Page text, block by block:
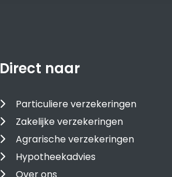
Direct naar
Particuliere verzekeringen
Zakelijke verzekeringen
Agrarische verzekeringen
Hypotheekadvies